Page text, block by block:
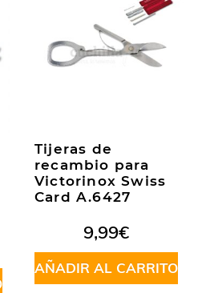
Tijeras de
recambio para
Victorinox Swiss
Card A.6427
9,99€
AÑADIR AL CARRITO